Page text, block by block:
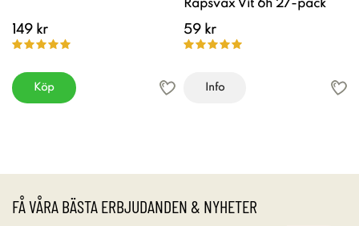
149 kr
Köp
Rapsvax Vit 6h 27-pack
59 kr
Info
FÅ VÅRA BÄSTA ERBJUDANDEN & NYHETER